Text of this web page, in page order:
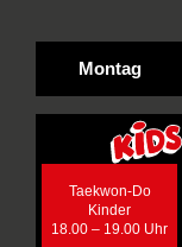
Montag
Taekwon-Do
Kinder
18.00 – 19.00 Uhr